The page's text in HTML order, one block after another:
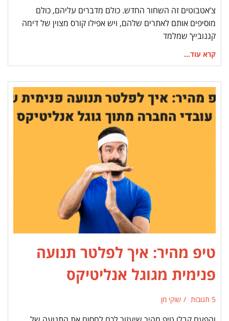
צ’אטבוטים זה השחור החדש. כולם מדברים עליהם, כולם
מוסיפים אותם לאתרים שלהם, ויש אפילו קורס מצוין של דימה
קגנוביץ’ שמלמד
קרא עוד...
טיפ מהיר: איך לפלטר תנועה
פנימית מגוגל אנליטיקס
5 תגובות שוקי מן